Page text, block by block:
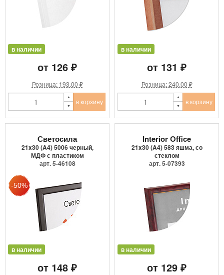
в наличии
от 126 ₽
Розница: 193.00 ₽
в корзину
в наличии
от 131 ₽
Розница: 240.00 ₽
в корзину
Светосила
21x30 (A4) 5006 черный,
МДФ с пластиком
арт. 5-46108
в наличии
от 148 ₽
Interior Office
21x30 (A4) 583 яшма, со
стеклом
арт. 5-07393
в наличии
от 129 ₽